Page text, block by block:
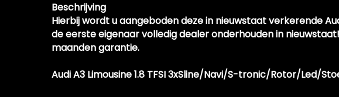
Speciale kleur
Sportonderstel
Sportvelgen
Warmtewerend glas
Beschrijving
Hierbij wordt u aangeboden deze in nieuwstaat verkerende
de eerste eigenaar volledig dealer onderhouden in
maanden garantie.
Audi A3 Limousine 1.8 TFSI 3xSline/Navi/S-tronic/Rotor/Led/